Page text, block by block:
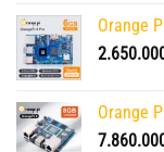
Orange
Orange